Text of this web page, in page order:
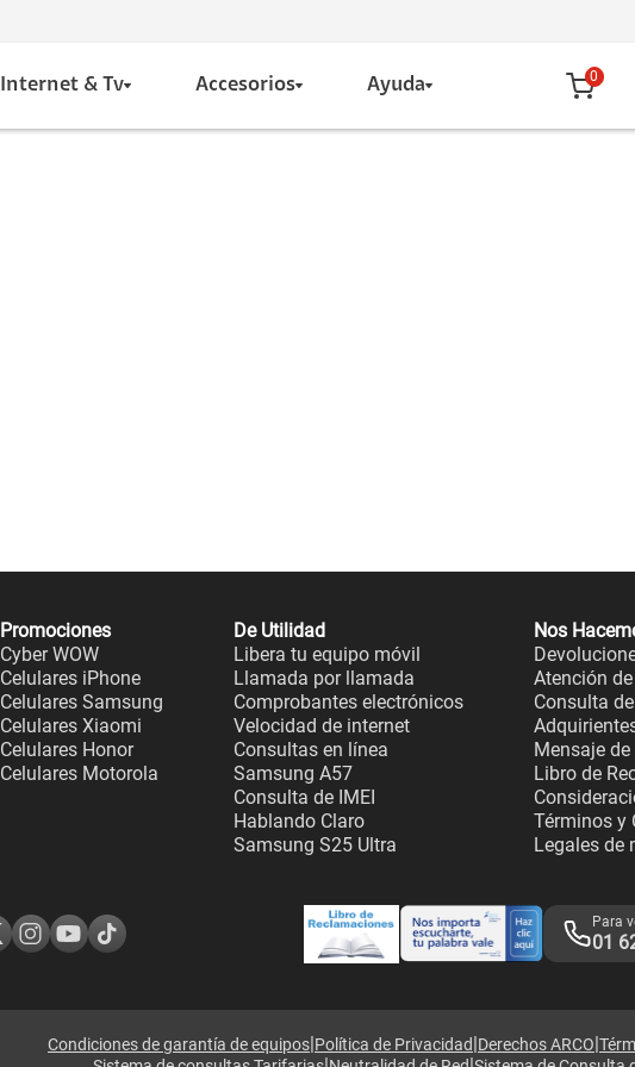
Internet & Tv Accesorios Ayuda 0
Promociones
Cyber WOW
Celulares iPhone
Celulares Samsung
Celulares Xiaomi
Celulares Honor
Celulares Motorola
De Utilidad
Libera tu equipo móvil
Llamada por llamada
Comprobantes electrónicos
Velocidad de internet
Consultas en línea
Samsung A57
Consulta de IMEI
Hablando Claro
Samsung S25 Ultra
Nos
Atención
Consulta
Mensaje
Libro de
Términos y
Legales de
Para
01
Condiciones de garantía de equipos|Política de Privacidad|Derechos ARCO|